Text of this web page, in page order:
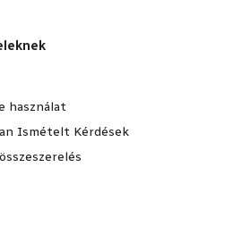
használat
Ismételt Kérdések